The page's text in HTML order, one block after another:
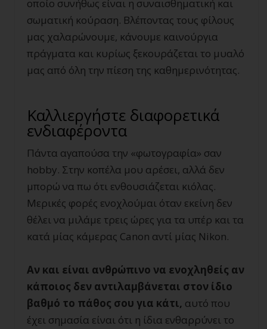
οποίο συνήθως είναι η συναισθηματική και
σωματική κούραση. Βλέποντας τους φίλους
μας χαλαρώνουμε, κάνουμε καινούργια
πράγματα και κυρίως ξεκουράζεται το μυαλό
μας από όλη την πίεση της καθημερινότητας.
Καλλιεργήστε διαφορετικά
ενδιαφέροντα
Πάντα αγαπούσα την «φωτογραφία» σαν
hobby. Στην κοπέλα μου αρέσει, αλλά δεν
μπορώ να πω ότι ενθουσιάζεται κιόλας.
Μερικές φορές ενοχλούμαι όταν εκείνη δεν
θέλει να μιλάμε τρεις ώρες για τα υπέρ και τα
κατά μίας κάμερας Canon αντί μίας Nikon.
Αν και είναι ανθρώπινο να ενοχληθείς αν
κάποιος δεν αντιλαμβάνεται στον ίδιο
βαθμό το πάθος σου για κάτι, αυτό που
έχει σημασία είναι ότι η ίδια ενθαρρύνει το